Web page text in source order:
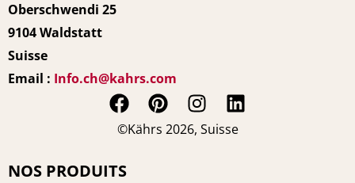
Oberschwendi 25
9104 Waldstatt
Suisse
Email : Info.ch@kahrs.com
F
a
e
P
i
I
n
L
i
©Kährs 2026, Suisse
NOS PRODUITS